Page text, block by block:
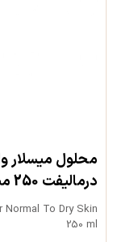
محلول میسلار
درمالیفت 250 میلی لیتر
Normal To Dry Skin
250 ml